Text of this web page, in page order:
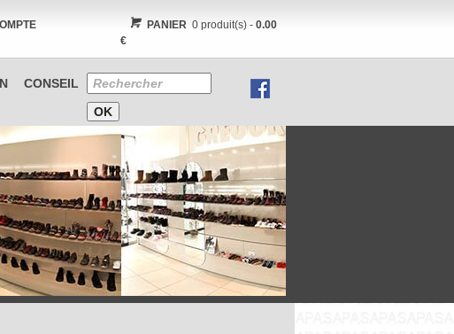
PANIER 0 produit(s) -0.00
€
CONSEIL